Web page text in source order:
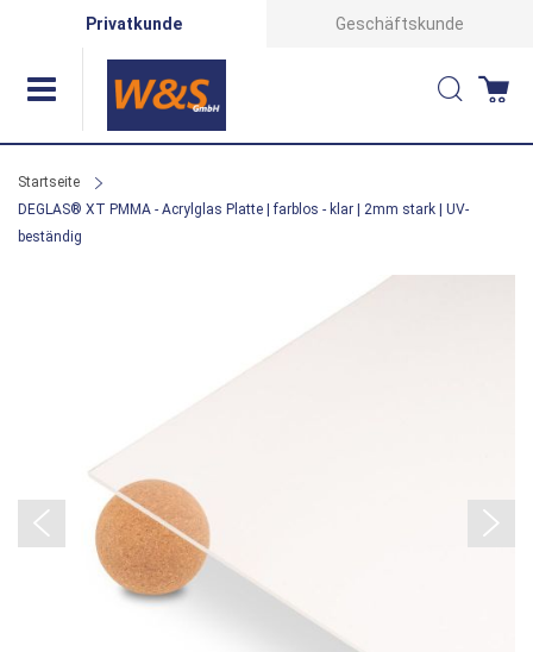
Privatkunde Geschäftskunde
Suche
Startseite
DEGLAS® XT PMMA - Acrylglas Platte | farblos - klar | 2mm stark | UV-
beständig